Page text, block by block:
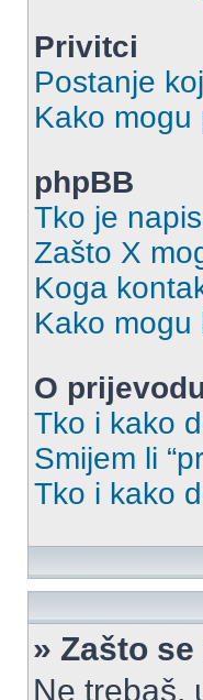
Privitci
Postanje
Kako mogu
phpBB
Tko je
Zašto X
Koga
Kako mogu
O
Tko i kako
Smijem li
Tko i kako
» Zašto
Ne trebaš,